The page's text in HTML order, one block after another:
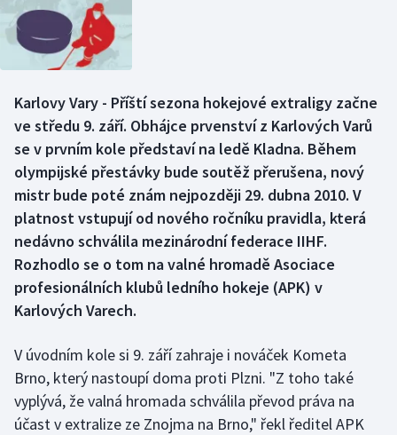
Biatlon
Boby a skeleton
Box
Curling
Dostihy
Florbal
Futsal
Gymnastika
Házená
Aplikace ČT sport
AZ kvíz
Karlovy Vary - Příští sezona hokejové extraligy začne
ve středu 9. září. Obhájce prvenství z Karlových Varů
se v prvním kole představí na ledě Kladna. Během
olympijské přestávky bude soutěž přerušena, nový
mistr bude poté znám nejpozději 29. dubna 2010. V
platnost vstupují od nového ročníku pravidla, která
nedávno schválila mezinárodní federace IIHF.
Rozhodlo se o tom na valné hromadě Asociace
profesionálních klubů ledního hokeje (APK) v
Karlových Varech.
V úvodním kole si 9. září zahraje i nováček Kometa
Brno, který nastoupí doma proti Plzni. "Z toho také
vyplývá, že valná hromada schválila převod práva na
účast v extralize ze Znojma na Brno," řekl ředitel APK